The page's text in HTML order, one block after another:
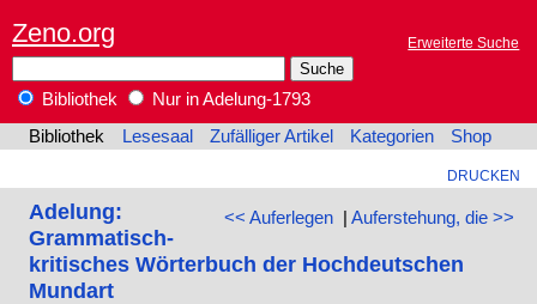
Zeno.org Erweiterte Suche
Bibliothek
Nur in Adelung-1793
Bibliothek
Lesesaal Zufälliger Artikel Kategorien Shop
DRUCKEN
<< Auferlegen| Auferstehung, die >>
Adelung:
Grammatisch-
kritisches Wörterbuch der Hochdeutschen
Mundart